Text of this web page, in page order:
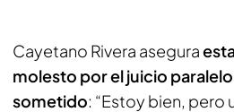
Cayetano Rivera asegura
molesto por el juicio
sometido: “Estoy bien,